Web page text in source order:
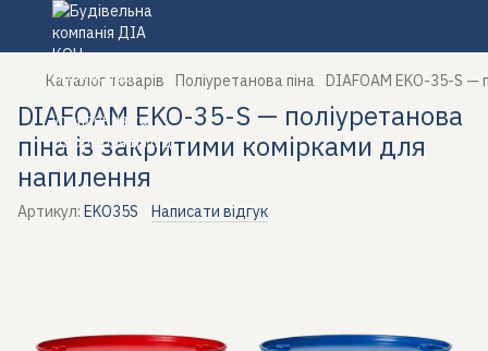
Каталог товарів Поліуретанова піна DIAFOAM EKO-35-S —
DIAFOAM EKO-35-S — поліуретанова
піна із закритими комірками для
напилення
Артикул: EKO35S Написати відгук